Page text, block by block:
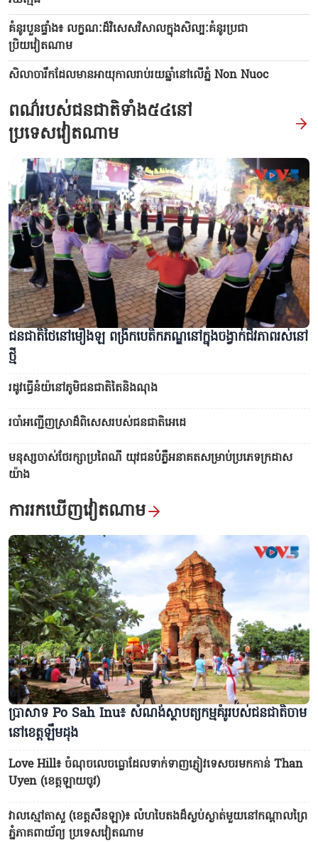
គំនូរបួនផ្ទាំង៖ លក្ខណៈដ៏វិសេសវិសាលក្នុងសិល្បៈគំនូរប្រជា
ប្រិយវៀតណាម
សិលាចារឹកដែលមានអាយុកាលរាប់រយឆ្នាំនៅលើភ្នំ Non Nuoc
ពណ៌របស់ជនជាតិទាំង៥៤នៅ
ប្រទេសវៀតណាម
ជនជាតិថៃនៅមឿងឡ ពង្រីកបេតិកភណ្ឌនៅក្នុងចង្វាក់ជីវភាពរស់នៅ
ថ្មី
រដូវធ្វើនំយ៉នៅភូមិជនជាតិតៃនិងណុង
របាំអញ្ជើញស្រាដ៏ពិសេសរបស់ជនជាតិអេដេ
មនុស្សចាស់ថែរក្សាប្រពៃណី យុវជនបំភ្លឺអនាគតសម្រាប់ប្រភេទក្រដាស
យ៉ាង
ការរកឃើញវៀតណាម
ប្រាសាទ Po Sah Inu៖ សំណង់ស្ថាបត្យកម្មគំរូរបស់ជនជាតិចាម
នៅខេត្តឡឹមដុង
Love Hill៖ ចំណុចលេចធ្លោដែលទាក់ទាញភ្ញៀវទេសចរមកកាន់ Than
Uyen (ខេត្តឡាយចូវ)
វាលស្មៅតាសួ (ខេត្តសឺនឡា)៖ លំហបៃតងដ៏ស្ងប់ស្ងាត់មួយនៅកណ្តាលព្រៃ
ភ្នំភាគពាយ័ព្យ ប្រទេសវៀតណាម